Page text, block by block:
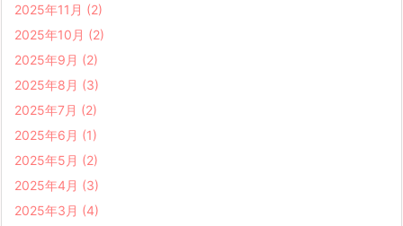
2025年11月 (2)
2025年10月 (2)
2025年9月 (2)
2025年8月 (3)
2025年7月 (2)
2025年6月 (1)
2025年5月 (2)
2025年4月 (3)
2025年3月 (4)